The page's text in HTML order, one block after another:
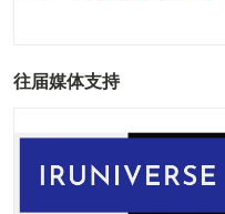
往届媒体支持